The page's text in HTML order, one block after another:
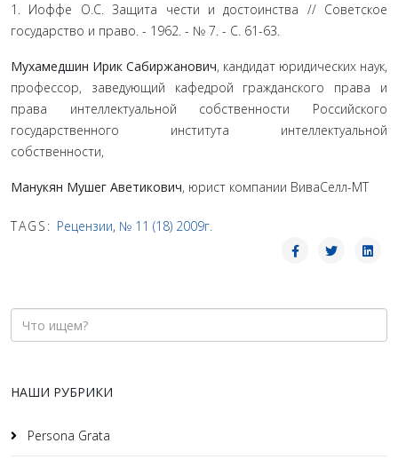
1. Иоффе О.С. Защита чести и достоинства // Советское
государ­ство и право. - 1962. - № 7. - С. 61-63.
Мухамедшин Ирик Сабиржанович, кандидат юри­дических наук,
профессор, заведующий кафедрой граждан­ского права и
права интеллектуальной собственности Российского
государственного института интеллекту­альной
собственности,
Манукян Мушег Аветикович, юрист компании ВиваСелл-МТ
TAGS: Рецензии, № 11 (18) 2009г.
НАШИ РУБРИКИ
Persona Grata